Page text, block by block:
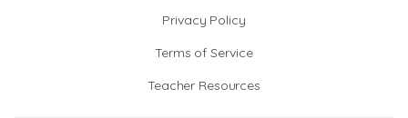
Privacy Policy
Terms of Service
Teacher Resources